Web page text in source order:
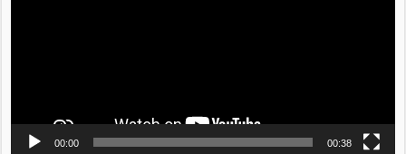
00:00 00:38